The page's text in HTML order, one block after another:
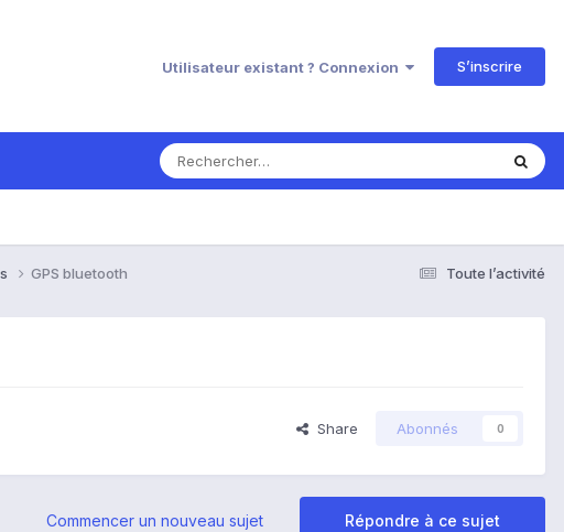
Utilisateur existant ? Connexion S’inscrire
Toute l’activité
GPS bluetooth
Share Abonnés 0
Répondre à ce sujet
Commencer un nouveau sujet